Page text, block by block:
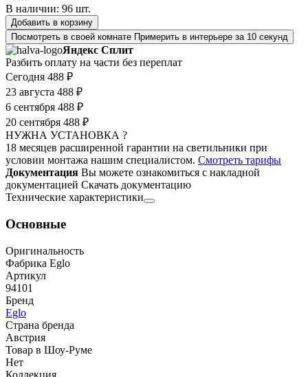
В наличии: 96 шт.
Добавить в корзину
Посмотреть в своей комнате Примерить в интерьере за 10 секунд
Яндекс Сплит
Разбить оплату на части без переплат
Сегодня 488 ₽
23 августа 488 ₽
6 сентября 488 ₽
20 сентября 488 ₽
НУЖНА УСТАНОВКА ?
18 месяцев расширенной гарантии на светильники при
условии монтажа нашим специалистом. Смотреть тарифы
Документация Вы можете ознакомиться с накладной
документацией Скачать документацию
Технические характеристики
Основные
Оригинальность
Фабрика Eglo
Артикул
94101
Бренд
Eglo
Страна бренда
Австрия
Товар в Шоу-Руме
Нет
Коллекция